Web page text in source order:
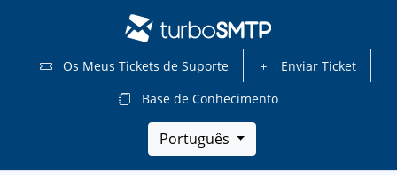
Os Meus Tickets de Suporte
Enviar Ticket
Base de Conhecimento
Português